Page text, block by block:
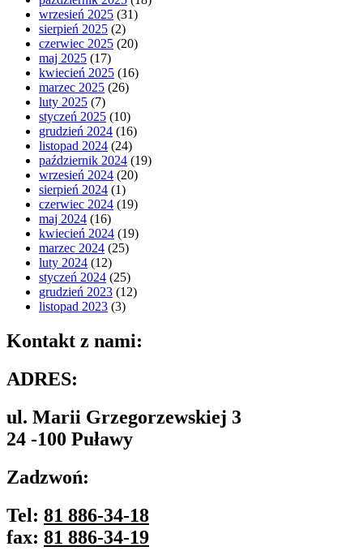
wrzesień 2025 (31)
sierpień 2025 (2)
czerwiec 2025 (20)
maj 2025 (17)
kwiecień 2025 (16)
marzec 2025 (26)
luty 2025 (7)
styczeń 2025 (10)
grudzień 2024 (16)
listopad 2024 (24)
październik 2024 (19)
wrzesień 2024 (20)
sierpień 2024 (1)
czerwiec 2024 (19)
maj 2024 (16)
kwiecień 2024 (19)
marzec 2024 (25)
luty 2024 (12)
styczeń 2024 (25)
grudzień 2023 (12)
listopad 2023 (3)
Kontakt z nami:
ADRES:
ul. Marii Grzegorzewskiej 3
24 -100 Puławy
Zadzwoń:
Tel: 81 886-34-18
fax: 81 886-34-19